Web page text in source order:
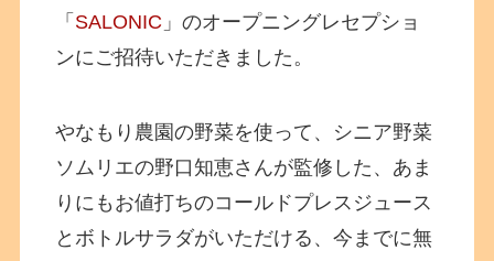
「 SALONIC 」のオープニングレセプショ
ンにご招待いただきました。
やなもり農園の野菜を使って、シニア野菜
ソムリエの野口知恵さんが監修した、あま
りにもお値打ちのコールドプレスジュース
とボトルサラダがいただける、今までに無